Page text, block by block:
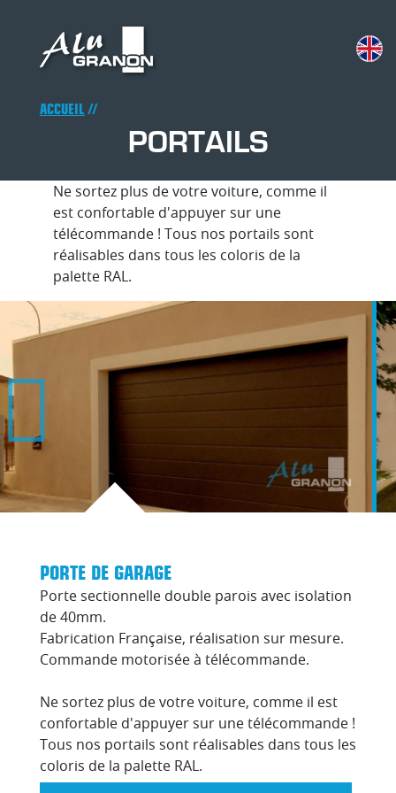
contenu
principal
Fil
d'Ariane
ACCUEIL
PORTAILS
Ne sortez plus de votre voiture, comme il
est confortable d'appuyer sur une
télécommande ! Tous nos portails sont
réalisables dans tous les coloris de la
palette RAL.
PORTE DE GARAGE
Porte sectionnelle double parois avec isolation
de 40mm.
Fabrication Française, réalisation sur mesure.
Commande motorisée à télécommande.
Ne sortez plus de votre voiture, comme il est
confortable d'appuyer sur une télécommande !
Tous nos portails sont réalisables dans tous les
coloris de la palette RAL.